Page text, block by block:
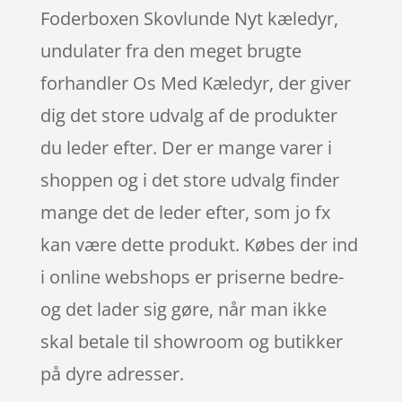
Foderboxen Skovlunde Nyt kæledyr,
undulater fra den meget brugte
forhandler Os Med Kæledyr, der giver
dig det store udvalg af de produkter
du leder efter. Der er mange varer i
shoppen og i det store udvalg finder
mange det de leder efter, som jo fx
kan være dette produkt. Købes der ind
i online webshops er priserne bedre-
og det lader sig gøre, når man ikke
skal betale til showroom og butikker
på dyre adresser.